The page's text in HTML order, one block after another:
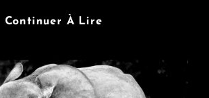
Continuer À LireGabon
Monts
De